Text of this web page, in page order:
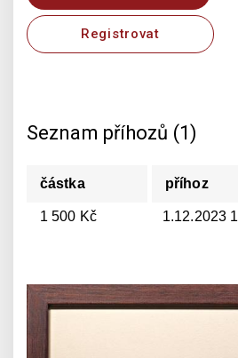
Registrovat
Seznam příhozů (1)
částka příhoz
1 500 Kč 1.12.2023